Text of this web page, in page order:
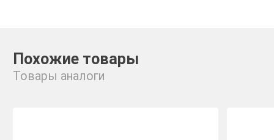
Похожие товары
Товары аналоги